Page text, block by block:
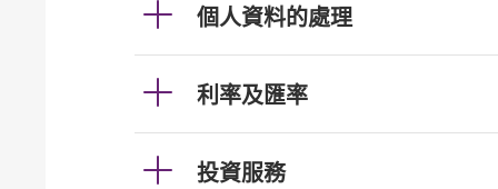
個人資料的處理
利率及匯率
投資服務